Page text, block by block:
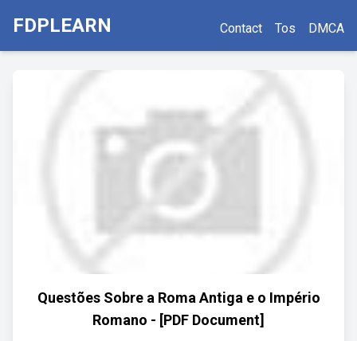
FDPLEARN Contact Tos DMCA
Questões Sobre a Roma Antiga e o Império
Romano - [PDF Document]